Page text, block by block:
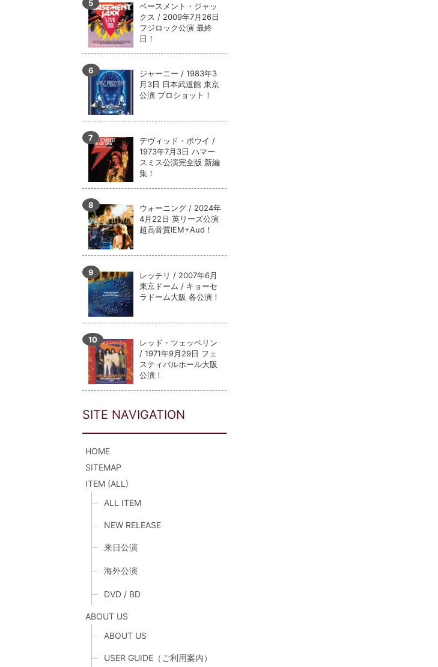
ベースメント・ジャッ
クス / 2009年7月26日
フジロック公演 最終
日！
ジャーニー / 1983年3
月3日 日本武道館 東京
公演 プロショット！
デヴィッド・ボウイ /
1973年7月3日 ハマー
スミス公演完全版 新編
集！
ウォーニング / 2024年
4月22日 英リーズ公演
超高音質IEM+Aud！
レッチリ / 2007年6月
東京ドーム / キョーセ
ラドーム大阪 各公演！
レッド・ツェッペリン
/ 1971年9月29日 フェ
スティバルホール大阪
公演！
SITE NAVIGATION
HOME
SITEMAP
ITEM (ALL)
ALL ITEM
NEW RELEASE
来日公演
海外公演
DVD / BD
ABOUT US
ABOUT US
USER GUIDE（ご利用案内）